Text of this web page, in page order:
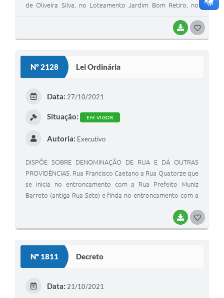
BAIXAR
de Oliveira Silva, no Loteamento Jardim Bom Retiro, no
Nº 2128 Lei Ordinária
BAIXAR
Data: 27/10/2021
Situação: EM VIGOR
Autoria: Executivo
DISPÕE SOBRE DENOMINAÇÃO DE RUA E DÁ OUTRAS
PROVIDÊNCIAS. Rua Francisco Caetano a Rua Quatorze que
se inicia no entroncamento com a Rua Prefeito Muniz
Barreto (antiga Rua Sete) e finda no entroncamento com a
Nº 1811 Decreto
Data: 21/10/2021